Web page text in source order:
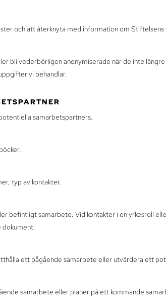
och att återknyta med information om Stiftelsens
bli vederbörligen anonymiserade när de inte
vi behandlar.
samarbetspartners.
typ av kontakter.
befintligt samarbete. Vid kontakter i en yrkesroll
ett pågående samarbete eller utvärdera ett
samarbete eller planer på ett kommande